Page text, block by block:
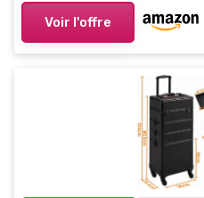
Voir l'offre